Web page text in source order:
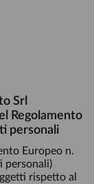
Srl
Regolamento
personali
Europeo n.
personali)
rispetto al